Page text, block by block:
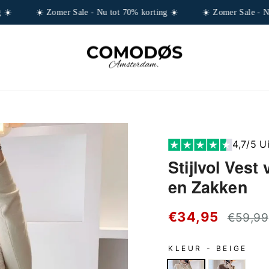
☀️ Zomer Sale - Nu tot 70% korting ☀️ ☀️ Zomer Sale -
4,7/5
Stijlvol Vest
en Zakken
€34,95
Standaard
€59,99
KLEUR - BEIGE